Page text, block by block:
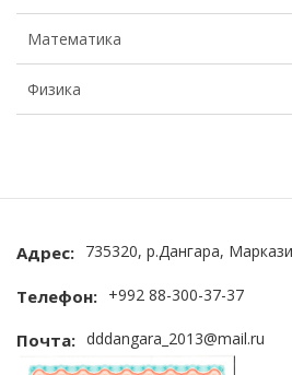
Математика
Физика
Адрес: 735320, р.Дангара,
Телефон: +992 88-300-37-37
Почта: dddangara_2013@mail.ru